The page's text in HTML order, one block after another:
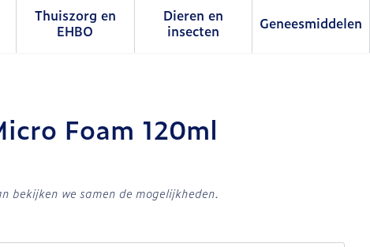
categorie
50+ categorie
voor Natuur geneeskunde categorie
Thuiszorg en
EHBOToon submenu voor Thuiszorg en EHBO
Dieren en
insectenToon submenu voor Dieren
Geneesmiddelen
Toon
Foam 120ml
bekijken we samen de mogelijkheden.